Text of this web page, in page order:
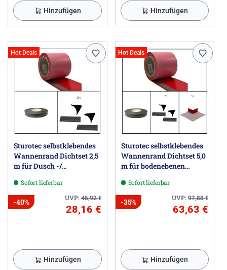
Hinzufügen Hinzufügen
Hot Deals
Sturotec selbstklebendes
Wannenrand Dichtset 2,5
m für Dusch -/
Sofort lieferbar
UVP:46,92€
-40%
28,16 €
Hinzufügen
Hot Deals
Sturotec selbstklebendes
Wannenrand Dichtset 5,0
m für bodenebenen
Badewanne,
Sofort lieferbar
UVP:97,88€
-35%
63,63 €
Hinzufügen